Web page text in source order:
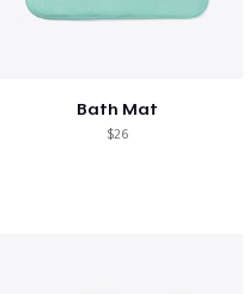
Bath Mat
$26